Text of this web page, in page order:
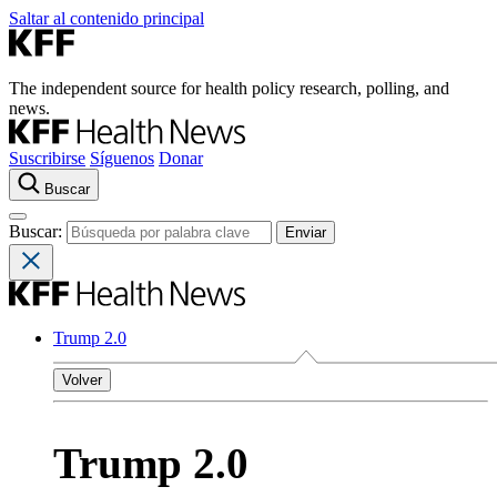
Saltar al contenido principal
The independent source for health policy research, polling, and
news.
Suscribirse Síguenos Donar
Buscar
Buscar:
Trump 2.0
Volver
Trump 2.0